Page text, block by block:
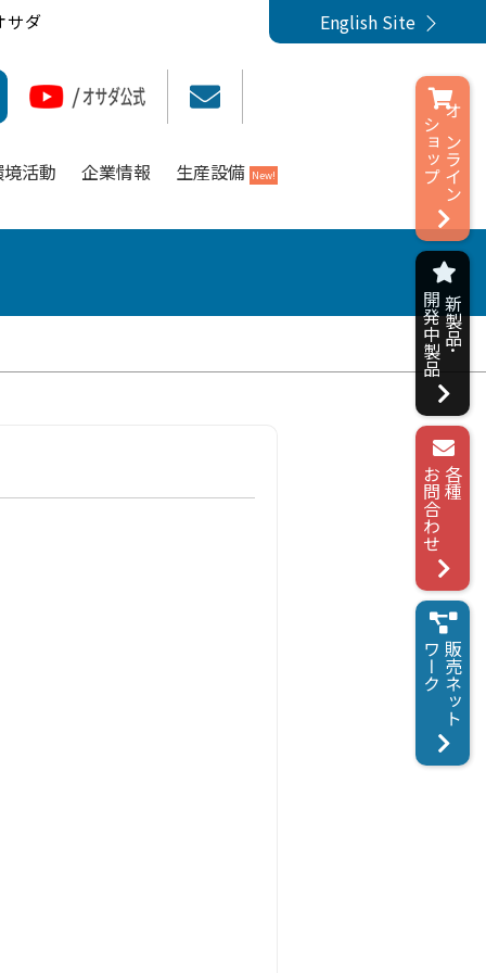
サダ English Site
境活動 企業情報 生産設備 New! オンライン
ショップ
新製品･
開発中製品
各種
お問合わせ
販売ネット
ワーク